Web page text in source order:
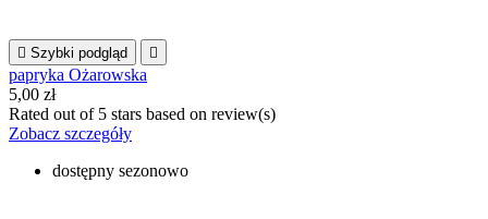
 Szybki podgląd 
papryka Ożarowska
5,00 zł
Rated out of 5 stars based on review(s)
Zobacz szczegóły
dostępny sezonowo